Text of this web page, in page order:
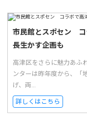
市民館とスポセン
長生かす企画も
高津区をさらに魅力あふ
ンターは昨年度から、「
げ、両...
詳しくはこちら